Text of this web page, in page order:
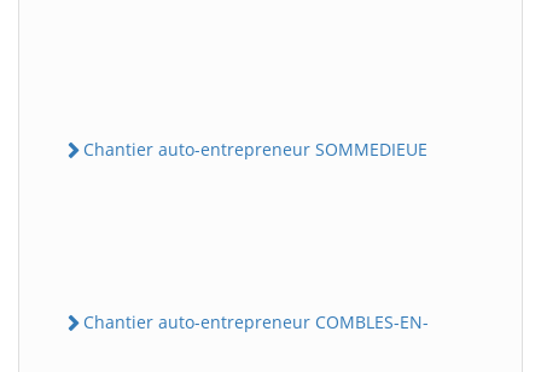
Chantier auto-entrepreneur SOMMEDIEUE
Chantier auto-entrepreneur COMBLES-EN-